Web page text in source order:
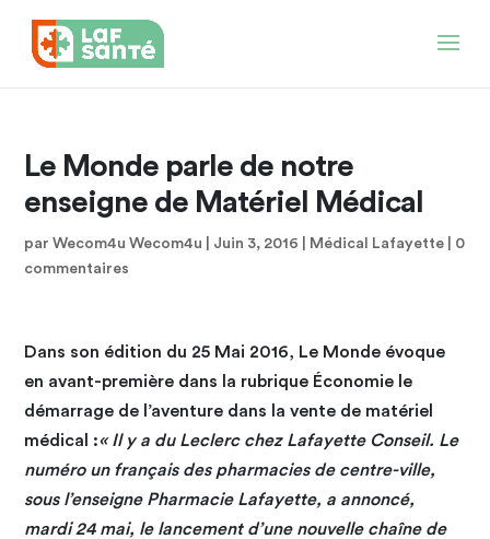
Le Monde parle de notre
enseigne de Matériel Médical
parWecom4u Wecom4u Juin 3, 2016 Médical Lafayette
0
commentaires
Dans son édition du 25 Mai 2016, Le Monde évoque
en avant-première dans la rubrique Économie le
démarrage de l’aventure dans la vente de matériel
médical :« Il y a du Leclerc chez Lafayette Conseil. Le
numéro un français des pharmacies de centre-ville,
sous l’enseigne Pharmacie Lafayette, a annoncé,
mardi 24 mai, le lancement d’une nouvelle chaîne de